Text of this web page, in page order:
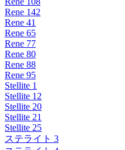
Rene 142
Rene 41
Rene 65
Rene 77
Rene 80
Rene 88
Rene 95
Stellite 1
Stellite 12
Stellite 20
Stellite 21
Stellite 25
ステライト 3